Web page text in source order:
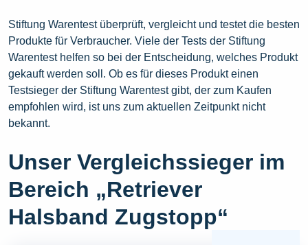
Stiftung Warentest überprüft, vergleicht und testet die besten
Produkte für Verbraucher. Viele der Tests der Stiftung
Warentest helfen so bei der Entscheidung, welches Produkt
gekauft werden soll. Ob es für dieses Produkt einen
Testsieger der Stiftung Warentest gibt, der zum Kaufen
empfohlen wird, ist uns zum aktuellen Zeitpunkt nicht
bekannt.
Unser Vergleichssieger im
Bereich „Retriever
Halsband Zugstopp“